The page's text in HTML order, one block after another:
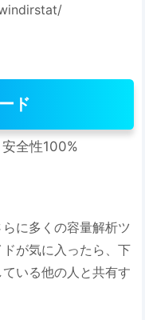
ド
安全性100%
に多くの容量解析ツ
が気に入ったら、下
いる他の人と共有す